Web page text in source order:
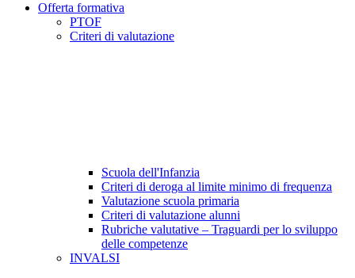
Offerta formativa
PTOF
Criteri di valutazione
Scuola dell'Infanzia
Criteri di deroga al limite minimo di frequenza
Valutazione scuola primaria
Criteri di valutazione alunni
Rubriche valutative – Traguardi per lo sviluppo
delle competenze
INVALSI